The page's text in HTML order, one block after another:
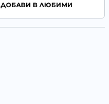
ДОБАВИ В ЛЮБИМИ